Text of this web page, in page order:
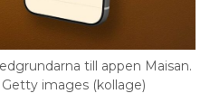
till appen Maisan.
images (kollage)